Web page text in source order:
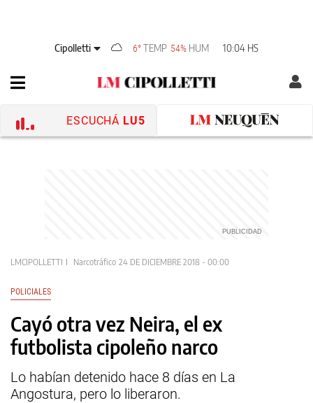
Cipolletti 6°TEMP 54% HUM 10:04 HS
ESCUCHÁ LU5
LMCIPOLLETTI Narcotráfico 24 DE DICIEMBRE 2018 - 00:00
POLICIALES
Cayó otra vez Neira, el ex
futbolista cipoleño narco
Lo habían detenido hace 8 días en La
Angostura, pero lo liberaron.